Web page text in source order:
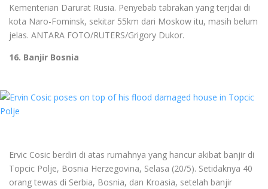
Kementerian Darurat Rusia. Penyebab tabrakan yang terjdai di
kota Naro-Fominsk, sekitar 55km dari Moskow itu, masih belum
jelas. ANTARA FOTO/RUTERS/Grigory Dukor.
16. Banjir Bosnia
Ervic Cosic berdiri di atas rumahnya yang hancur akibat banjir di
Topcic Polje, Bosnia Herzegovina, Selasa (20/5). Setidaknya 40
orang tewas di Serbia, Bosnia, dan Kroasia, setelah banjir